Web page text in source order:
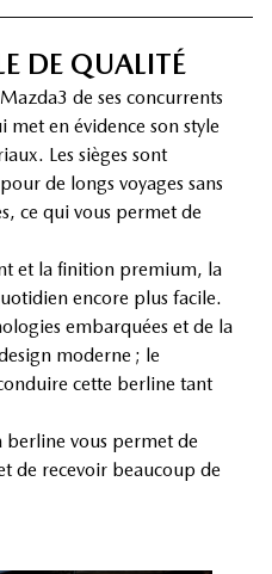
DE QUALITÉ
de ses concurrents
met en évidence son style
Les sièges sont
de longs voyages sans
ce qui vous permet de
et la finition premium, la
encore plus facile.
embarquées et de la
moderne ; le
cette berline tant
berline vous permet de
de recevoir beaucoup de